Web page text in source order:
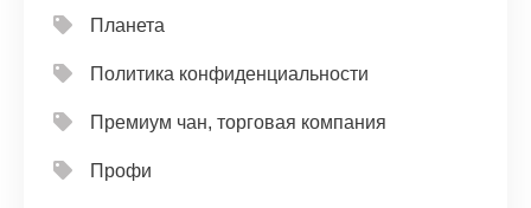
Планета
Политика конфиденциальности
Премиум чан, торговая компания
Профи